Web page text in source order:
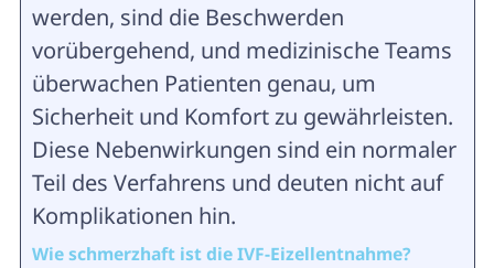
werden, sind die Beschwerden
vorübergehend, und medizinische Teams
überwachen Patienten genau, um
Sicherheit und Komfort zu gewährleisten.
Diese Nebenwirkungen sind ein normaler
Teil des Verfahrens und deuten nicht auf
Komplikationen hin.
Wie schmerzhaft ist die IVF-Eizellentnahme?